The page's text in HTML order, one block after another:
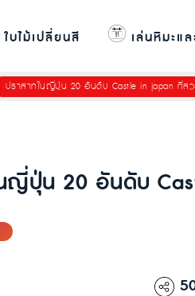
ใบไม้เปลี่ยนสี เล่นหิมะแ
ปราสาทในญี่ปุ่น 20 อันดับ Castle in japan ที่ส
ญี่ปุ่น 20 อันดับ